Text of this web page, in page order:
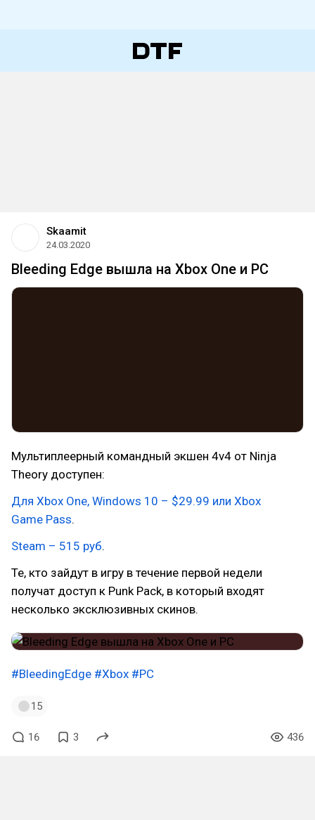
Skaamit
24.03.2020
Bleeding Edge вышла на Xbox One и PC
Мультиплеерный командный экшен 4v4 от Ninja
Theory доступен:
Для Xbox One, Windows 10 – $29.99 или Xbox
Game Pass.
Steam – 515 руб.
Те, кто зайдут в игру в течение первой недели
получат доступ к Punk Pack, в который входят
несколько эксклюзивных скинов.
#BleedingEdge #Xbox #PC
15
16 3 436